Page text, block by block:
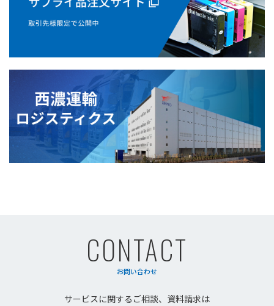
CONTACT
お問い合わせ
サービスに関するご相談、資料請求は